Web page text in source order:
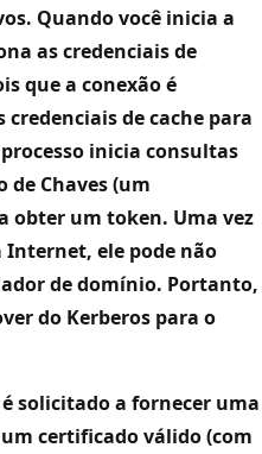
Quando você inicia a
as credenciais de
que a conexão é
de cache para
inicia consultas
de Chaves (um
obter um token. Uma vez
Internet, ele pode não
de domínio. Portanto,
do Kerberos para o
solicitado a fornecer uma
certificado válido (com